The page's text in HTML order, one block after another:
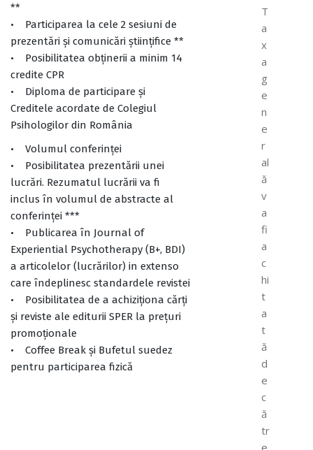
**
• Participarea la cele 2 sesiuni de
prezentări și comunicări științifice **
• Posibilitatea obținerii a minim 14
credite CPR
• Diploma de participare şi
Creditele acordate de Colegiul
Psihologilor din România
• Volumul conferinței
• Posibilitatea prezentării unei
lucrări. Rezumatul lucrării va fi
inclus în volumul de abstracte al
conferinței ***
• Publicarea în Journal of
Experiential Psychotherapy (B+, BDI)
a articolelor (lucrărilor) in extenso
care îndeplinesc standardele revistei
• Posibilitatea de a achiziționa cărți
și reviste ale editurii SPER la prețuri
promoționale
• Coffee Break și Bufetul suedez
pentru participarea fizică
T
a
x
a
g
e
n
e
r
al
ă
v
a
fi
a
c
hi
t
a
t
ă
d
e
c
ă
tr
e